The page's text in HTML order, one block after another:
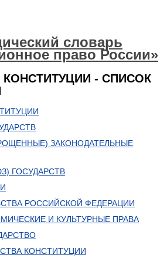
словарь
право России»
- СПИСОК
ЗАКОНОДАТЕЛЬНЫЕ
ГОСУДАРСТВ
РОССИЙСКОЙ ФЕДЕРАЦИИ
И КУЛЬТУРНЫЕ ПРАВА
КОНСТИТУЦИИ